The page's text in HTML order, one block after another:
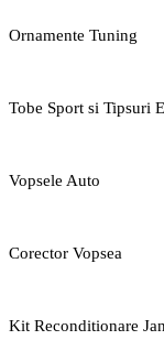
Ornamente Tuning
Tobe Sport si Tipsuri
Vopsele Auto
Corector Vopsea
Kit Reconditionare